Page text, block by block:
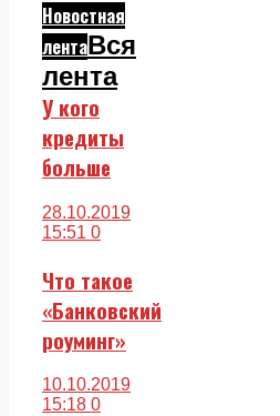
Новостная
лентаВся
лента
У кого
кредиты
больше
28.10.2019
15:51 0
Что такое
«Банковский
роуминг»
10.10.2019
15:18 0